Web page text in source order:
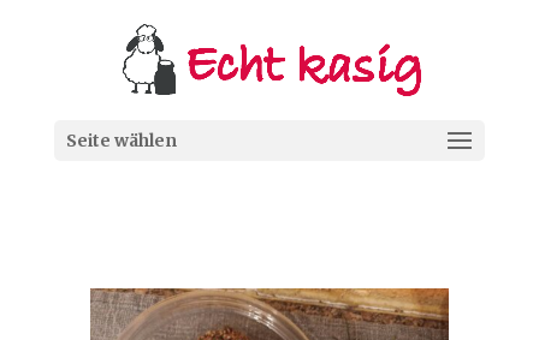
Seite wählen